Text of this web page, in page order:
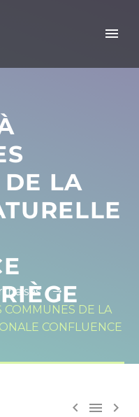
LA
COMMUNES DE LA
CONFLUENCE
  